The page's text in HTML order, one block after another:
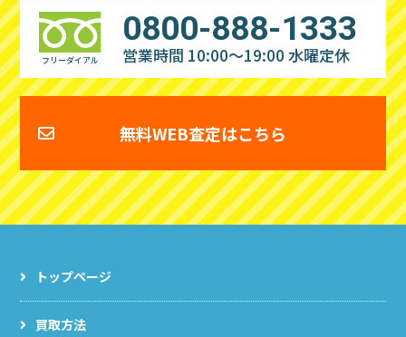
フリーダイアル
0800-888-1333
営業時間 10:00～19:00 水曜定休
無料WEB査定はこちら
トップページ
買取方法